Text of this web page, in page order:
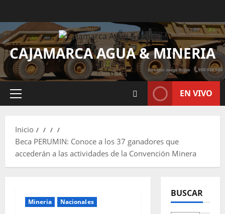
CAJAMARCA AGUA & MINERIA
EN VIVO
Inicio
Beca PERUMIN: Conoce a los 37 ganadores que
accederán a las actividades de la Convención Minera
Mineria Nacionales
BUSCAR